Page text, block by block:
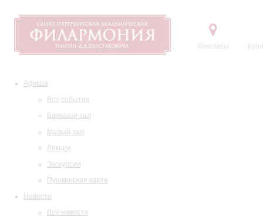
Контакты
Афиша
Все события
Большой зал
Малый зал
Лекции
Экскурсии
Пушкинская карта
Новости
Все новости